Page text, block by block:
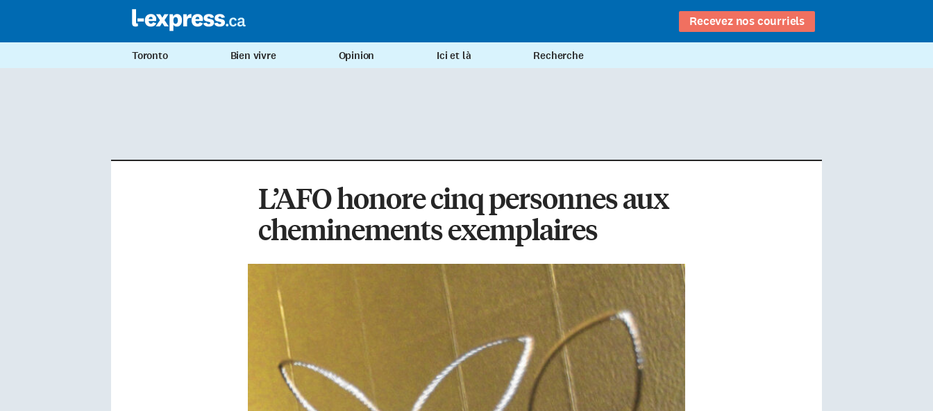
Recevez nos courriels
Toronto Bien vivre Opinion Ici et là Recherche
L’AFO honore cinq personnes aux
cheminements exemplaires